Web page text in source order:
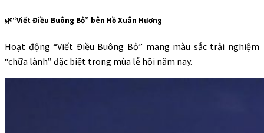
🌿“Viết Điều Buông Bỏ” bên Hồ Xuân Hương
Hoạt động “Viết Điều Buông Bỏ” mang màu sắc trải nghiệm
“chữa lành” đặc biệt trong mùa lễ hội năm nay.